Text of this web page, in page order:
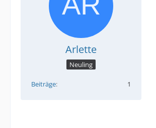
Arlette
Neuling
Beiträge 1